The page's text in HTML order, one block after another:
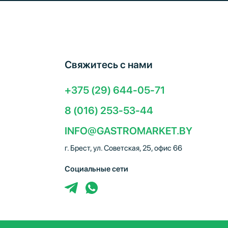
Свяжитесь с нами
+375 (29) 644-05-71
8 (016) 253-53-44
INFO@GASTROMARKET.BY
г. Брест, ул. Советская, 25, офис 66
Социальные сети